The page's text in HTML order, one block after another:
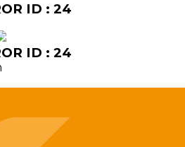
ID : 24
ID : 24